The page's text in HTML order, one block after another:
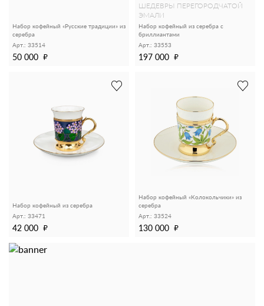
Набор кофейный «Русские традиции» из
серебра
Арт.: 33514
50 000
ШЕДЕВРЫ ПЕРЕГОРОДЧАТОЙ
ЭМАЛИ
Набор кофейный из серебра с
бриллиантами
Арт.: 33553
197 000
Набор кофейный из серебра
Арт.: 33471
42 000
Набор кофейный «Колокольчики» из
серебра
Арт.: 33524
130 000